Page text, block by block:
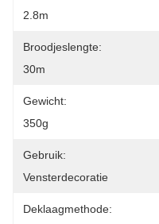
2.8m
Broodjeslengte:
30m
Gewicht:
350g
Gebruik:
Vensterdecoratie
Deklaagmethode: